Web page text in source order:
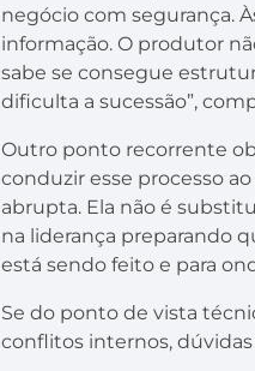
negócio com segurança.
informação. O produtor
sabe se consegue
dificulta a sucessão”,
Outro ponto recorrente
conduzir esse processo
abrupta. Ela não é
na liderança preparando
está sendo feito e para
Se do ponto de vista
conflitos internos,